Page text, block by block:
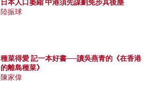
日本人口萎縮 中港須先謀劃免步其後塵
陸振球
種菜得愛 記一本好書──讀吳燕青的《在香港
的離島種菜》
陳家偉